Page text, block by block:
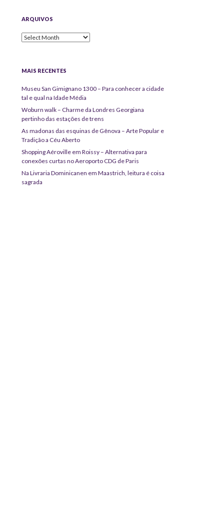
ARQUIVOS
Arquivos
MAIS RECENTES
Museu San Gimignano 1300 – Para conhecer a cidade
tal e qual na Idade Média
Woburn walk – Charme da Londres Georgiana
pertinho das estações de trens
As madonas das esquinas de Gênova – Arte Popular e
Tradição a Céu Aberto
Shopping Aéroville em Roissy – Alternativa para
conexões curtas no Aeroporto CDG de Paris
Na Livraria Dominicanen em Maastrich, leitura é coisa
sagrada